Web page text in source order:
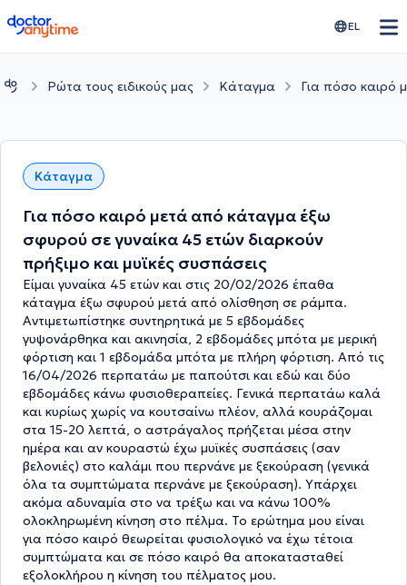
doctoranytime EL
Ρώτα τους ειδικούς μας Κάταγμα Για πόσο καιρό
Κάταγμα
Για πόσο καιρό μετά από κάταγμα έξω
σφυρού σε γυναίκα 45 ετών διαρκούν
πρήξιμο και μυϊκές συσπάσεις
Είμαι γυναίκα 45 ετών και στις 20/02/2026 έπαθα
κάταγμα έξω σφυρού μετά από ολίσθηση σε ράμπα.
Αντιμετωπίστηκε συντηρητικά με 5 εβδομάδες
γυψονάρθηκα και ακινησία, 2 εβδομάδες μπότα με μερική
φόρτιση και 1 εβδομάδα μπότα με πλήρη φόρτιση. Από τις
16/04/2026 περπατάω με παπούτσι και εδώ και δύο
εβδομάδες κάνω φυσιοθεραπείες. Γενικά περπατάω καλά
και κυρίως χωρίς να κουτσαίνω πλέον, αλλά κουράζομαι
στα 15-20 λεπτά, ο αστράγαλος πρήζεται μέσα στην
ημέρα και αν κουραστώ έχω μυϊκές συσπάσεις (σαν
βελονιές) στο καλάμι που περνάνε με ξεκούραση (γενικά
όλα τα συμπτώματα περνάνε με ξεκούραση). Υπάρχει
ακόμα αδυναμία στο να τρέξω και να κάνω 100%
ολοκληρωμένη κίνηση στο πέλμα. Το ερώτημα μου είναι
για πόσο καιρό θεωρείται φυσιολογικό να έχω τέτοια
συμπτώματα και σε πόσο καιρό θα αποκατασταθεί
εξολοκλήρου η κίνηση του πέλματος μου.